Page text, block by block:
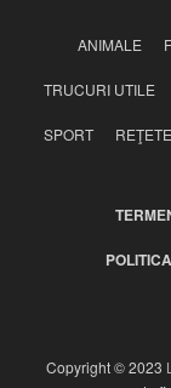
ANIMALE
TRUCURI UTILE
SPORT
Copyright © 2023